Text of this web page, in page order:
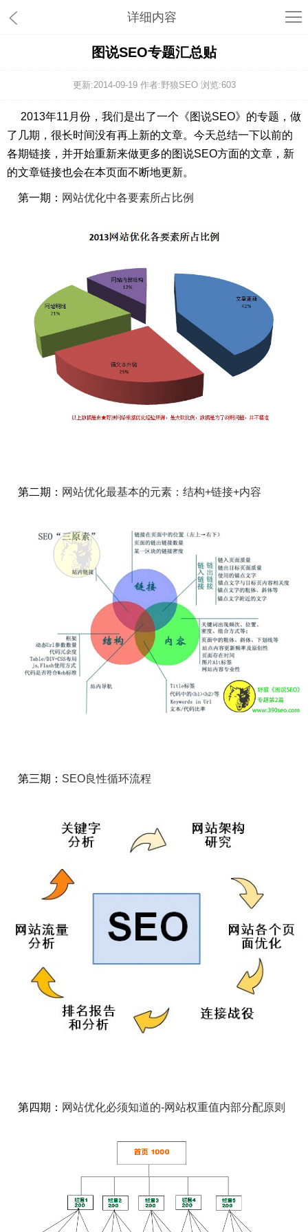
详细内容
图说SEO专题汇总贴
更新:2014-09-19 作者:野狼SEO 浏览:603
2013年11月份，我们是出了一个《图说SEO》的专题，做
了几期，很长时间没有再上新的文章。今天总结一下以前的
各期链接，并开始重新来做更多的图说SEO方面的文章，新
的文章链接也会在本页面不断地更新。
第一期： 网站优化中各要素所占比例
第二期： 网站优化最基本的元素：结构+链接+内容
第三期： SEO良性循环流程
第四期： 网站优化必须知道的-网站权重值内部分配原则